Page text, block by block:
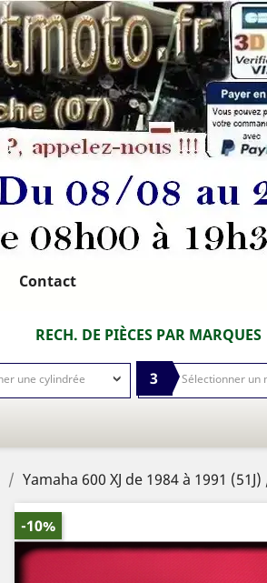
Contact
RECH. DE PIÈCES PAR MARQUES
3
Yamaha 600 XJ de 1984 à 1991
-10%